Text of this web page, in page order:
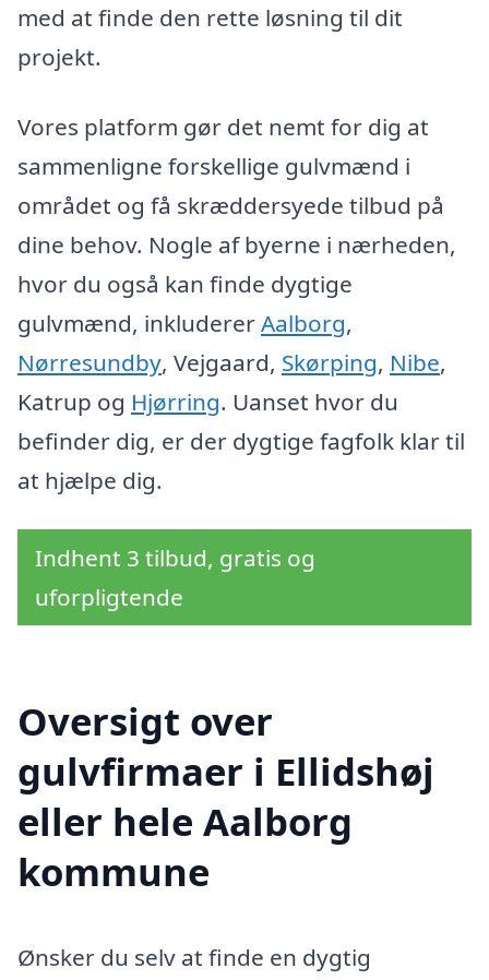
med at finde den rette løsning til dit
projekt.
Vores platform gør det nemt for dig at
sammenligne forskellige gulvmænd i
området og få skræddersyede tilbud på
dine behov. Nogle af byerne i nærheden,
hvor du også kan finde dygtige
gulvmænd, inkludererAalborg,
Nørresundby, Vejgaard, Skørping, Nibe,
Katrup og Hjørring. Uanset hvor du
befinder dig, er der dygtige fagfolk klar til
at hjælpe dig.
Indhent 3 tilbud, gratis og
uforpligtende
Oversigt over
gulvfirmaer i Ellidshøj
eller hele Aalborg
kommune
Ønsker du selv at finde en dygtig